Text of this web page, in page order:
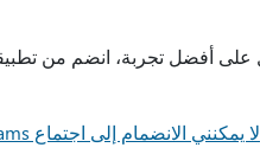
لا يمكنني الانضمام إلى اجتماع Teams